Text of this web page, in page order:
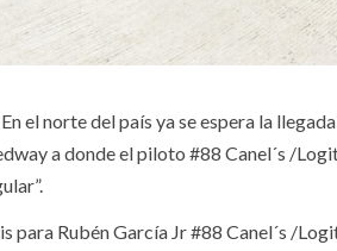
En el norte del país ya se espera la
a donde el piloto #88 Canel´s /
para Rubén García Jr #88 Canel´s /